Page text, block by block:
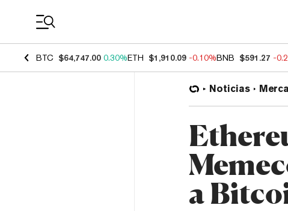
BTC $64,747.00 0.30%ETH $1,910.09 -0.10%BNB $591.27 -
Noticias
a